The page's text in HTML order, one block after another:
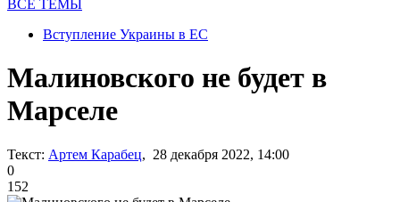
ВСЕ ТЕМЫ
Вступление Украины в ЕС
Малиновского не будет в
Марселе
Текст: Артем Карабец, 28 декабря 2022, 14:00
0
152